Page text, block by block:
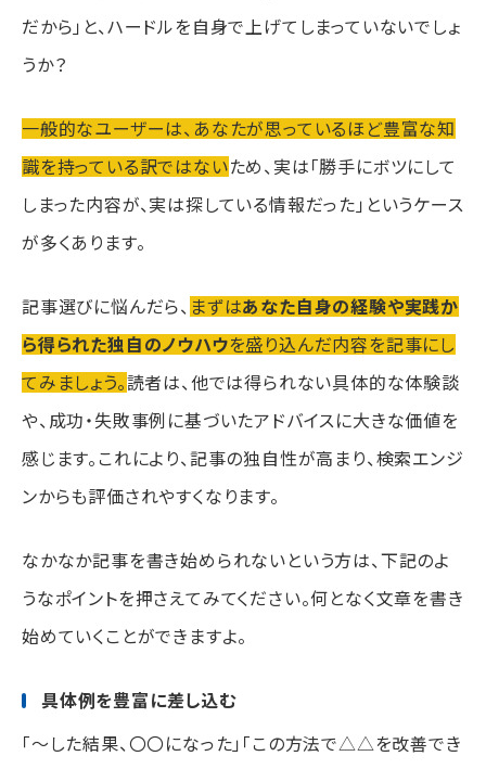
だから」と、ハードルを自身で上げてしまっていないでしょ
うか？
一般的なユーザーは、あなたが思っているほど豊富な知
識を持っている訳ではないため、実は「勝手にボツにして
しまった内容が、実は探している情報だった」というケース
が多くあります。
記事選びに悩んだら、 まずはあなた自身の経験や実践か
ら得られた独自のノウハウを盛り込んだ内容を記事にし
てみましょう。読者は、他では得られない具体的な体験談
や、成功・失敗事例に基づいたアドバイスに大きな価値を
感じます。これにより、記事の独自性が高まり、検索エンジ
ンからも評価されやすくなります。
なかなか記事を書き始められないという方は、下記のよ
うなポイントを押さえてみてください。何となく文章を書き
始めていくことができますよ。
具体例を豊富に差し込む
「〜した結果、〇〇になった」「この方法で△△を改善でき